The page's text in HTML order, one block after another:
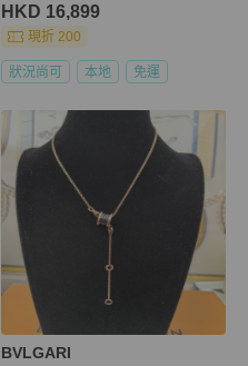
HKD 16,899
現折 200
狀況尚可 本地 免運
BVLGARI